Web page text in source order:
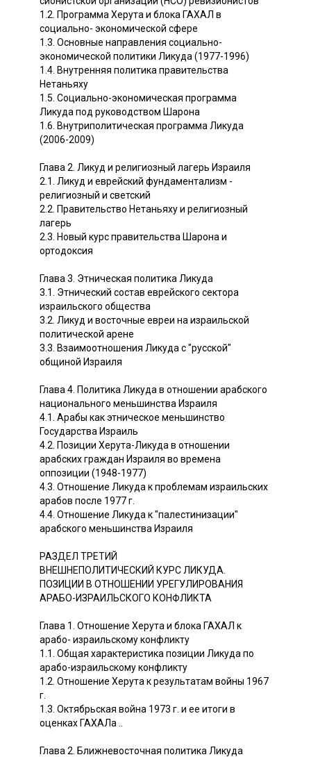
1.2. Программа Херута и блока ГАХАЛ в
социально- экономической сфере
1.3. Основные направления социально-
экономической политики Ликуда (1977-1996)
1.4. Внутренняя политика правительства
Нетаньяху
1.5. Социально-экономическая программа
Ликуда под руководством Шарона
1.6. Внутриполитическая программа Ликуда
(2006-2009)
Глава 2. Ликуд и религиозный лагерь Израиля
2.1. Ликуд и еврейский фундаментализм -
религиозный и светский
2.2. Правительство Нетаньяху и религиозный
лагерь
2.3. Новый курс правительства Шарона и
ортодоксия
Глава 3. Этническая политика Ликуда
3.1. Этнический состав еврейского сектора
израильского общества
3.2. Ликуд и восточные евреи на израильской
политической арене
3.3. Взаимоотношения Ликуда с "русской"
общиной Израиля
Глава 4. Политика Ликуда в отношении арабского
национального меньшинства Израиля
4.1. Арабы как этническое меньшинство
Государства Израиль
4.2. Позиции Херута-Ликуда в отношении
арабских граждан Израиля во времена
оппозиции (1948-1977)
4.3. Отношение Ликуда к проблемам израильских
арабов после 1977 г.
4.4. Отношение Ликуда к "палестинизации"
арабского меньшинства Израиля
РАЗДЕЛ ТРЕТИЙ
ВНЕШНЕПОЛИТИЧЕСКИЙ КУРС ЛИКУДА.
ПОЗИЦИИ В ОТНОШЕНИИ УРЕГУЛИРОВАНИЯ
АРАБО-ИЗРАИЛЬСКОГО КОНФЛИКТА
Глава 1. Отношение Херута и блока ГАХАЛ к
арабо- израильскому конфликту
1.1. Общая характеристика позиции Ликуда по
арабо-израильскому конфликту
1.2. Отношение Херута к результатам войны 1967
г.
1.3. Октябрьская война 1973 г. и ее итоги в
оценках ГАХАЛа ..
Глава 2. Ближневосточная политика Ликуда